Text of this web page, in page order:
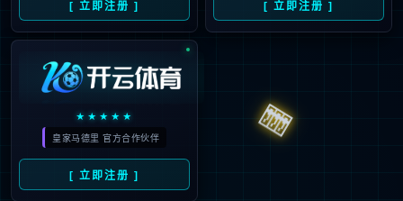
成份
本品系采用表达新型冠状病毒奥密克戎XBB.1.5变异株S蛋白的复制
缺陷型人5型腺病毒接种HEK293SF-3F6细胞,经过培养、扩增、收
获、纯化,添加适宜辅料制成的液体制剂。不含防腐剂和抗生素。有